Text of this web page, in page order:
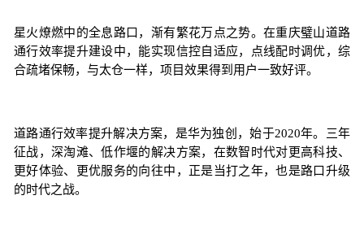
星火燎燃中的全息路口，渐有繁花万点之势。在重庆璧山道路
通行效率提升建设中，能实现信控自适应，点线配时调优，综
合疏堵保畅，与太仓一样，项目效果得到用户一致好评。
道路通行效率提升解决方案，是华为独创，始于2020年。三年
征战，深淘滩、低作堰的解决方案，在数智时代对更高科技、
更好体验、更优服务的向往中，正是当打之年，也是路口升级
的时代之战。